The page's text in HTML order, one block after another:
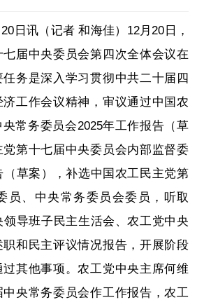
日讯（记者 和海佳）12月20日，
届中央委员会第四次全体会议在
务是深入学习贯彻中共二十届四
工作会议精神，审议通过中国农
常务委员会2025年工作报告（草
第十七届中央委员会内部监督委
（草案），补选中国农工民主党第
员、中央常务委员会委员，听取
领导班子民主生活会、农工党中央
和民主评议情况报告，开展阶段
其他事项。农工党中央主席何维
央常务委员会作工作报告，农工